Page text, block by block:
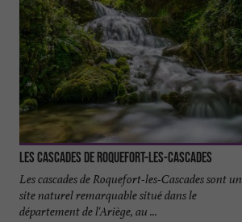
Les cascades de Roquefort-les-Cascades
Les cascades de Roquefort-les-Cascades sont un
site naturel remarquable situé dans le
département de l'Ariège, au ...